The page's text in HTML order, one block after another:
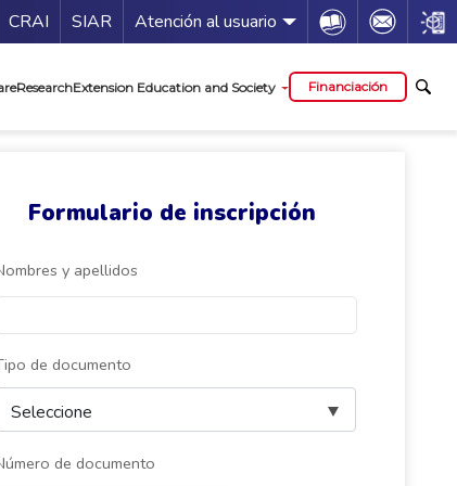
Guía de servicios
CRAI SIAR Atención al usuario Icon Icon Icon
ResearchExtension Education and Society Financiación
Formulario de inscripción
y apellidos
de documento
de documento